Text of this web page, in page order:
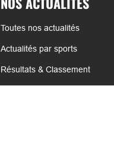
Toutes nos actualités
Actualités par sports
Résultats & Classement